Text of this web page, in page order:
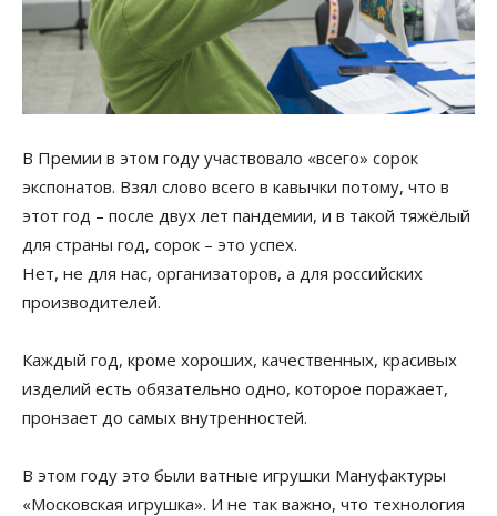
В Премии в этом году участвовало «всего» сорок
экспонатов. Взял слово всего в кавычки потому, что в
этот год – после двух лет пандемии, и в такой тяжёлый
для страны год, сорок – это успех.
Нет, не для нас, организаторов, а для российских
производителей.
Каждый год, кроме хороших, качественных, красивых
изделий есть обязательно одно, которое поражает,
пронзает до самых внутренностей.
В этом году это были ватные игрушки Мануфактуры
«Московская игрушка». И не так важно, что технология